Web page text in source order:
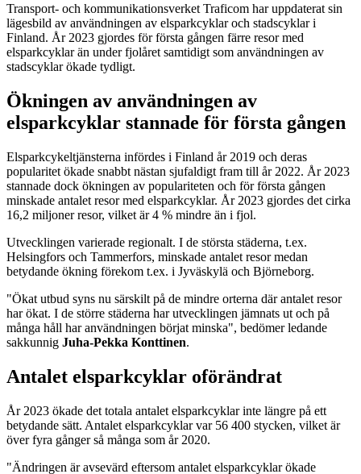
Transport- och kommunikationsverket Traficom har uppdaterat sin
lägesbild av användningen av elsparkcyklar och stadscyklar i
Finland. År 2023 gjordes för första gången färre resor med
elsparkcyklar än under fjolåret samtidigt som användningen av
stadscyklar ökade tydligt.
Ökningen av användningen av
elsparkcyklar stannade för första gången
Elsparkcykeltjänsterna infördes i Finland år 2019 och deras
popularitet ökade snabbt nästan sjufaldigt fram till år 2022. År 2023
stannade dock ökningen av populariteten och för första gången
minskade antalet resor med elsparkcyklar. År 2023 gjordes det cirka
16,2 miljoner resor, vilket är 4 % mindre än i fjol.
Utvecklingen varierade regionalt. I de största städerna, t.ex.
Helsingfors och Tammerfors, minskade antalet resor medan
betydande ökning förekom t.ex. i Jyväskylä och Björneborg.
"Ökat utbud syns nu särskilt på de mindre orterna där antalet resor
har ökat. I de större städerna har utvecklingen jämnats ut och på
många håll har användningen börjat minska", bedömer ledande
sakkunnig Juha-Pekka Konttinen.
Antalet elsparkcyklar oförändrat
År 2023 ökade det totala antalet elsparkcyklar inte längre på ett
betydande sätt. Antalet elsparkcyklar var 56 400 stycken, vilket är
över fyra gånger så många som år 2020.
"Ändringen är avsevärd eftersom antalet elsparkcyklar ökade